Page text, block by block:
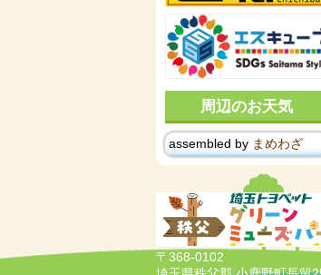
周辺のお天気
assembled by まめわざ
〒368-0102